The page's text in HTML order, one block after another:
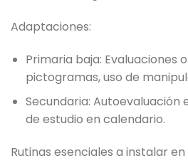
Adaptaciones:
Primaria baja: Evaluaciones
pictogramas, uso de
Secundaria:
de estudio en calendario.
Rutinas esenciales a instalar